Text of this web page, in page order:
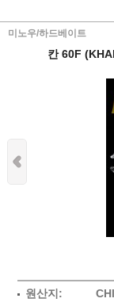
미노우/하드베이트
칸 60F
원산지: